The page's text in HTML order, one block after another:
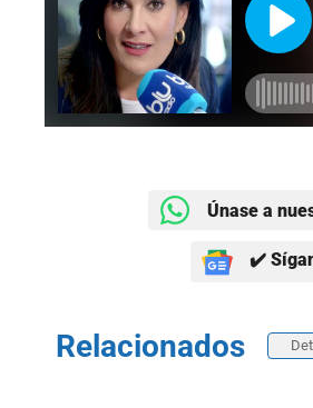
Únase a
✔️
Relacionados